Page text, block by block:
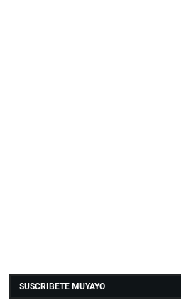
SUSCRIBETE MUYAYO